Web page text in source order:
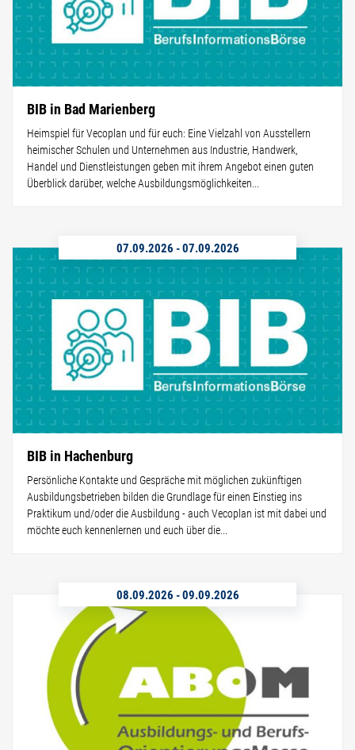
BIB in Bad Marienberg
Heimspiel für Vecoplan und für euch: Eine Vielzahl von Ausstellern
heimischer Schulen und Unternehmen aus Industrie, Handwerk,
Handel und Dienstleistungen geben mit ihrem Angebot einen guten
Überblick darüber, welche Ausbildungsmöglichkeiten...
07.09.2026 -07.09.2026
BIB in Hachenburg
Persönliche Kontakte und Gespräche mit möglichen zukünftigen
Ausbildungsbetrieben bilden die Grundlage für einen Einstieg ins
Praktikum und/oder die Ausbildung - auch Vecoplan ist mit dabei und
möchte euch kennenlernen und euch über die...
08.09.2026 -09.09.2026